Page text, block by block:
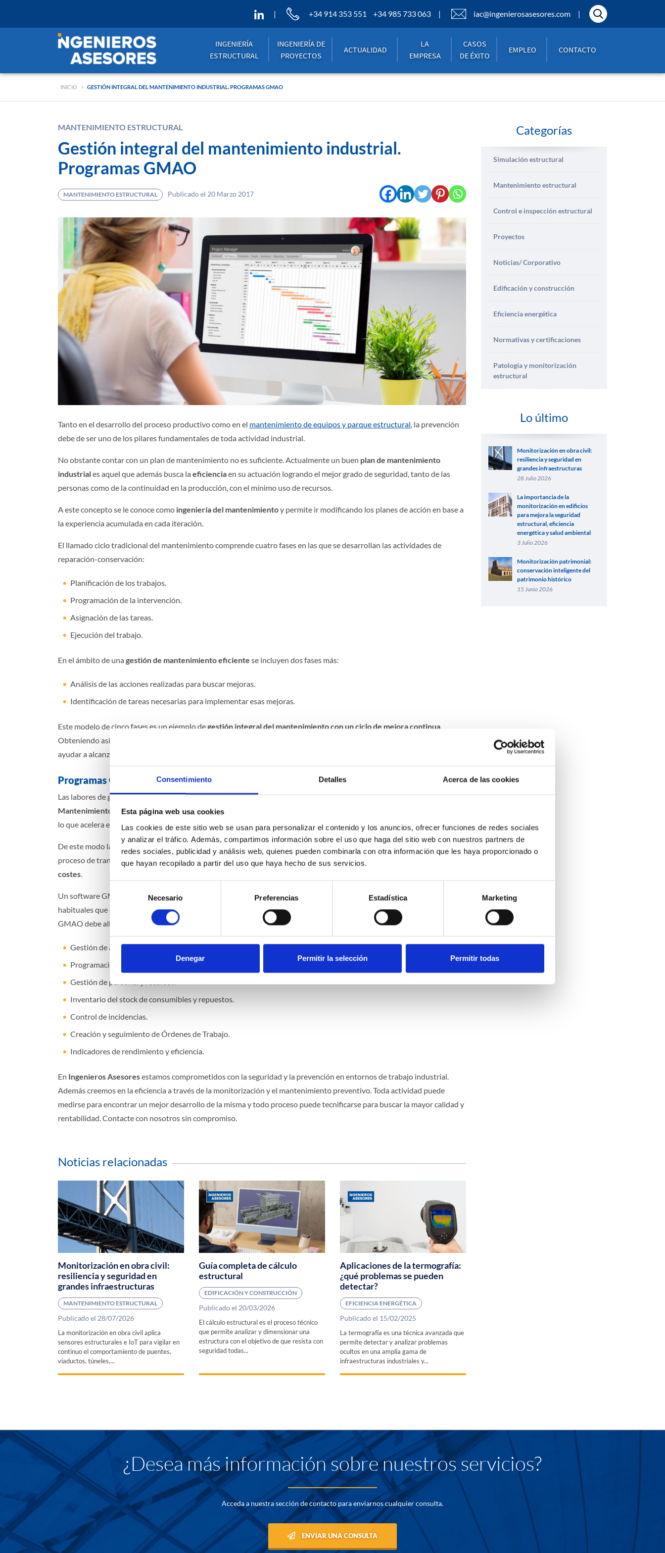
Consentimiento Detalles Acerca de las cookies
Esta página web usa cookies
Las cookies de este sitio web se usan para personalizar el contenido y los anuncios, ofrecer funciones de redes sociales
y analizar el tráfico. Además, compartimos información sobre el uso que haga del sitio web con nuestros partners de
redes sociales, publicidad y análisis web, quienes pueden combinarla con otra información que les haya proporcionado o
que hayan recopilado a partir del uso que haya hecho de sus servicios.
de
consentimiento
Necesario Preferencias Estadística Marketing
Denegar Permitir la selección Permitir todas
INGENIERÍA
ESTRUCTURAL
INGENIERÍA DE
PROYECTOS
ACTUALIDAD
LA
EMPRESA
CASOS
DE ÉXITO
EMPLEO CONTACTO
+34 914 353 551 +34 985 733 063 iac@ingenierosasesores.com
INICIO > GESTIÓN INTEGRAL DEL MANTENIMIENTO INDUSTRIAL. PROGRAMAS GMAO
MANTENIMIENTO ESTRUCTURAL
Gestión integral del mantenimiento industrial.
Programas GMAO
MANTENIMIENTO ESTRUCTURAL Publicado el 20 Marzo 2017
Tanto en el desarrollo del proceso productivo como en el mantenimiento de equipos y parque estructural, la prevención
debe de ser uno de los pilares fundamentales de toda actividad industrial.
No obstante contar con un plan de mantenimiento no es suficiente. Actualmente un buen plan de mantenimiento
industriales aquel que además busca la eficienciaen su actuación logrando el mejor grado de seguridad, tanto de las
personas como de la continuidad en la producción, con el mínimo uso de recursos.
A este concepto se le conoce como ingeniería del mantenimientoy permite ir modificando los planes de acción en base a
la experiencia acumulada en cada iteración.
El llamado ciclo tradicional del mantenimiento comprende cuatro fases en las que se desarrollan las actividades de
reparación-conservación:
Planificación de los trabajos.
Programación de la intervención.
Asignación de las tareas.
Ejecución del trabajo.
En el ámbito de una gestión de mantenimiento eficiente se incluyen dos fases más:
Análisis de las acciones realizadas para buscar mejoras.
Identificación de tareas necesarias para implementar esas mejoras.
Este modelo de cinco fases es un ejemplo degestión integral del mantenimiento con un ciclo de mejora continua.
Obteniendo así un plan de mantenimiento personalizado para las características propias de cada empresa que puede
ayudar a alcanzar un nivel de eficiencia de la instalación muy interesante.
Programas GMAO
Las labores de gestión integral del mantenimiento se valen de la ayuda de un programa o software GMAO (Gestión de
Mantenimiento Asistido por Ordenador ). Este tipo de aplicaciones facilitan enormemente la tarea del análisis de datos
lo que acelera el desarrollo de las tareas del ciclo de mejora continua.
De este modo la toma de decisiones es más rápida y flexible
y se realiza sobre criterios objetivos. Además favorece el
proceso de transición de realizar mantenimientos correctivos a preventivos con el consiguiente
costes.
Un software GMAO se compone de diferentes secciones que posibilitan llevar un control exhaustivo de todas las tareas
habituales que desarrollan los equipos de mantenimiento. Algunas de las principales funciones que todo programa
GMAO debe albergar, entre otras, son:
Gestión de activos (equipos e instalaciones).
Programación de mantenimientos preventivos.
Gestión de personal y recursos.
Inventario del stock de consumibles y repuestos.
Control de incidencias.
Creación y seguimiento de Órdenes de Trabajo.
Indicadores de rendimiento y eficiencia.
En Ingenieros Asesoresestamos comprometidos con la seguridad y la prevención en entornos de trabajo industrial.
Además creemos en la eficiencia a través de la monitorización y el mantenimiento preventivo. Toda actividad puede
medirse para encontrar un mejor desarrollo de la misma y todo proceso puede tecnificarse para buscar la mayor calidad y
rentabilidad. Contacte con nosotros sin compromiso.
Noticias relacionadas
Monitorización en obra civil:
resiliencia y seguridad en
grandes infraestructuras
MANTENIMIENTO ESTRUCTURAL
Publicado el 28/07/2026
La monitorización en obra civil aplica
sensores estructurales e IoT para vigilar en
continuo el comportamiento de puentes,
viaductos, túneles,...
Guía completa de cálculo
estructural
EDIFICACIÓN Y CONSTRUCCIÓN
Publicado el 20/03/2026
El cálculo estructural es el proceso técnico
que permite analizar y dimensionar una
estructura con el objetivo de que resista con
seguridad todas...
Aplicaciones de la termografía:
¿qué problemas se pueden
detectar?
EFICIENCIA ENERGÉTICA
Publicado el 15/02/2025
La termografía es una técnica avanzada que
permite detectar y analizar problemas
ocultos en una amplia gama de
infraestructuras industriales y...
Categorías
Simulación estructural
Mantenimiento estructural
Control e inspección estructural
Proyectos
Noticias/ Corporativo
Edificación y construcción
Eficiencia energética
Normativas y certificaciones
Patología y monitorización
estructural
Lo último
Monitorización en obra civil:
resiliencia y seguridad en
grandes infraestructuras
28 Julio 2026
La importancia de la
monitorización en edificios
para mejora la seguridad
estructural, eficiencia
energética y salud ambiental
3 Julio 2026
Monitorización patrimonial:
conservación inteligente del
patrimonio histórico
15 Junio 2026
¿Desea más información sobre nuestros servicios?
Acceda a nuestra sección de contacto para enviarnos cualquier consulta.
ENVIAR UNA CONSULTA